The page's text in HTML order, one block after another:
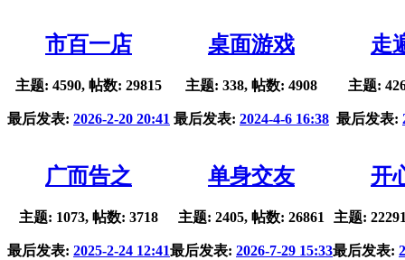
市百一店
主题: 4590, 帖数: 29815
最后发表: 2026-2-20 20:41
桌面游戏
主题: 338, 帖数: 4908
最后发表: 2024-4-6 16:38
走
主题:
最后发表:
广而告之
主题: 1073, 帖数: 3718
最后发表: 2025-2-24 12:41
单身交友
主题: 2405, 帖数: 26861
最后发表: 2026-7-29 15:33
开
主题:
最后发表: